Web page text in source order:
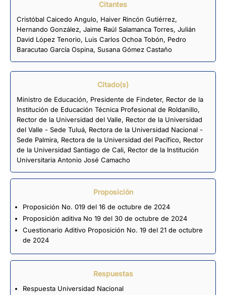
Citantes
Cristóbal Caicedo Angulo, Haiver Rincón Gutiérrez,
Hernando González, Jaime Raúl Salamanca Torres, Julián
David López Tenorio, Luis Carlos Ochoa Tobón, Pedro
Baracutao García Ospina, Susana Gómez Castaño
Citado(s)
Ministro de Educación, Presidente de Findeter, Rector de la
Institución de Educación Técnica Profesional de Roldanillo,
Rector de la Universidad del Valle, Rector de la Universidad
del Valle - Sede Tuluá, Rectora de la Universidad Nacional -
Sede Palmira, Rectora de la Universidad del Pacífico, Rector
de la Universidad Santiago de Cali, Rector de la Institución
Universitaria Antonio José Camacho
Proposición
Proposición No. 019 del 16 de octubre de 2024
Proposición aditiva No 19 del 30 de octubre de 2024
Cuestionario Aditivo Proposición No. 19 del 21 de octubre
de 2024
Respuestas
Respuesta Universidad Nacional